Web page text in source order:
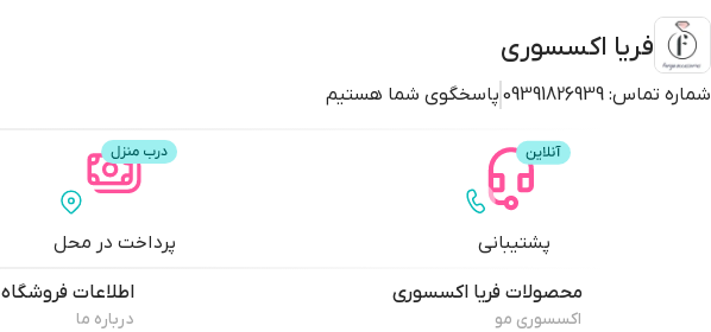
فریا اکسسوری
شماره تماس: 09391826939 پاسخگوی شما هستیم
پشتیبانی پرداخت در محل
محصولاتفریا اکسسوری
اکسسوری مو
اطلاعات فروشگاه
درباره ما